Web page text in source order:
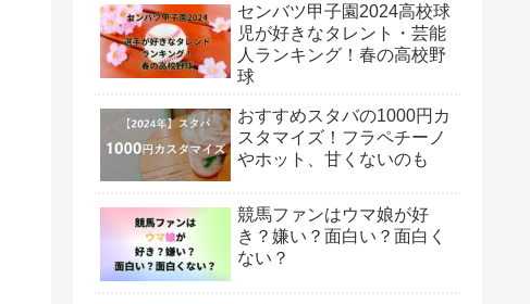
センバツ甲子園2024高校球
児が好きなタレント・芸能
人ランキング！春の高校野
球
おすすめスタバの1000円カ
スタマイズ！フラペチーノ
やホット、甘くないのも
競馬ファンはウマ娘が好
き？嫌い？面白い？面白く
ない？